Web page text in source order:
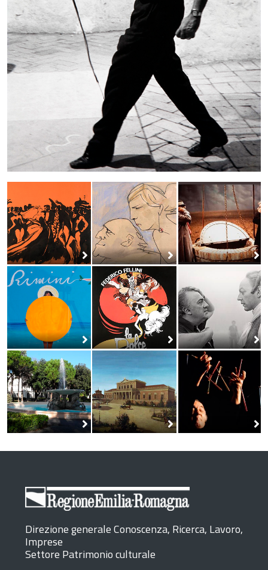
Direzione generale Conoscenza, Ricerca, Lavoro,
Imprese
Settore Patrimonio culturale